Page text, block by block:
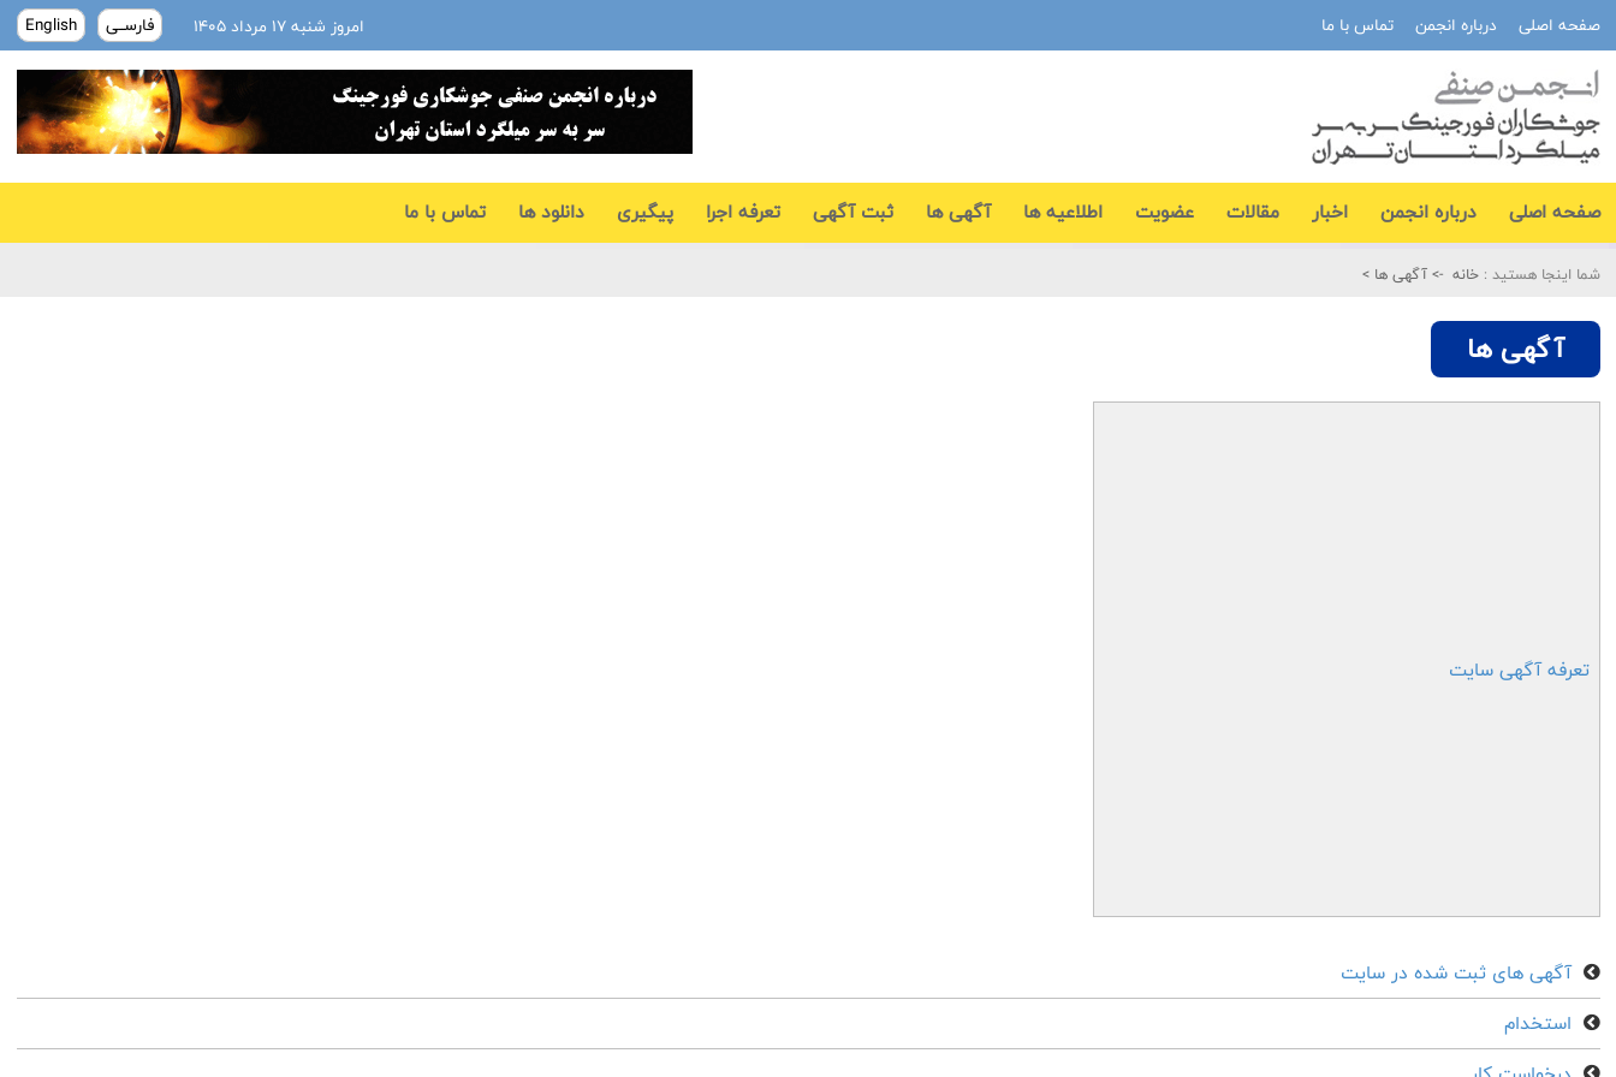
صفحه اصلی درباره انجمن تماس با ما فارســی English امروز شنبه ۱۷ مرداد ۱۴۰۵
صفحه اصلی درباره انجمن اخبار مقالات عضویت اطلاعیه ها آگهی ها ثبت آگهی تعرفه اجرا پیگیری دانلود ها تماس با ما
شما اینجا هستید :خانه ->آگهی ها>
آگهی ها
تعرفه آگهی سایت
آگهی های ثبت شده در سایت
استخدام